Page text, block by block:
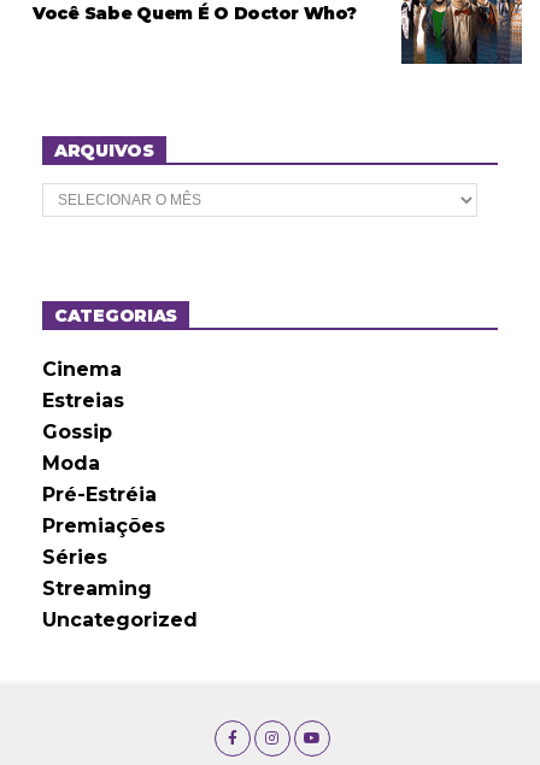
Você Sabe Quem É O Doctor Who?
ARQUIVOS
A
r
o
sCATEGORIAS
Cinema
Estreias
Gossip
Moda
Pré-Estréia
Premiações
Séries
Streaming
Uncategorized